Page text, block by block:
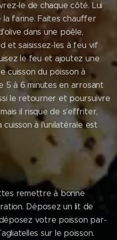
le de chaque côté. Lui
farine. Faites chauffer
dans une poêle,
et saisissez-les à feu vif
le feu et ajoutez une
cuisson du poisson à
5 à 6 minutes en arrosant
le retourner et poursuivre
il risque de s'effriter,
à l'unilatérale est
remettre à bonne
Déposez un lit de
votre poisson par-
sur le poisson.